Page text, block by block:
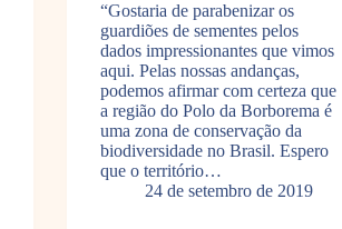
“Gostaria de parabenizar os
guardiões de sementes pelos
dados impressionantes que vimos
aqui. Pelas nossas andanças,
podemos afirmar com certeza que
a região do Polo da Borborema é
uma zona de conservação da
biodiversidade no Brasil. Espero
que o território…
24 de setembro de 2019